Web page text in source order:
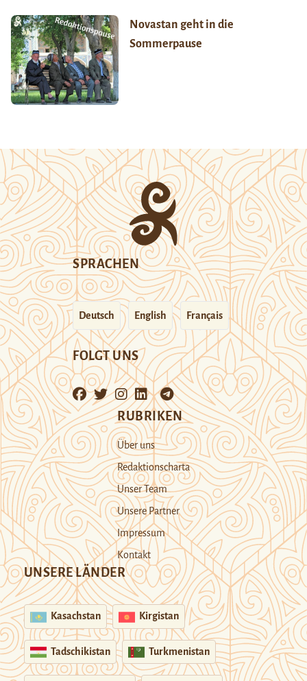
Novastan geht in die
Sommerpause
SPRACHEN
Deutsch English Français
FOLGT UNS
RUBRIKEN
Über uns
Redaktionscharta
Unser Team
Unsere Partner
Impressum
Kontakt
UNSERE LÄNDER
Kasachstan Kirgistan
Tadschikistan Turkmenistan